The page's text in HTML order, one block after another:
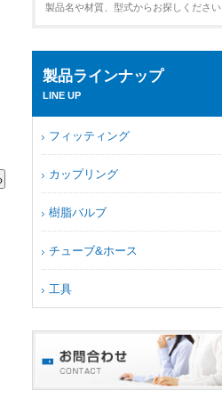
製品名や材質、型式からお探しください
製品ラインナップ
LINE UP
フィッティング
カップリング
樹脂バルブ
チューブ&ホース
工具